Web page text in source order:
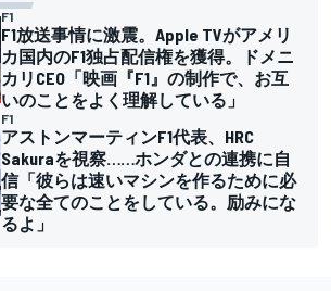
F1
F1放送事情に激震。Apple TVがアメリ
カ国内のF1独占配信権を獲得。ドメニ
カリCEO「映画『F1』の制作で、お互
いのことをよく理解している」
F1
アストンマーティンF1代表、HRC
Sakuraを視察……ホンダとの連携に自
信「彼らは速いマシンを作るために必
要な全てのことをしている。励みにな
るよ」